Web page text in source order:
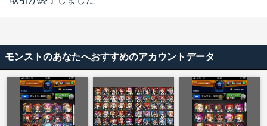
モンストのあなたへおすすめのアカウントデータ